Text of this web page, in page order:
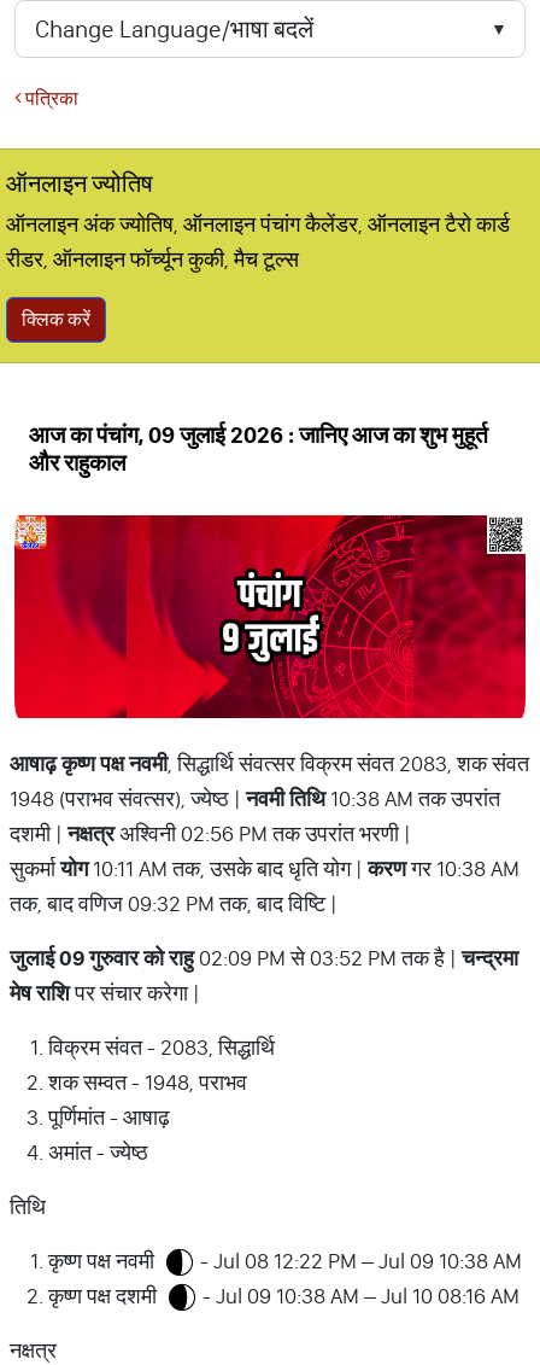
पत्रिका
ऑनलाइन ज्योतिष
ऑनलाइन अंक ज्योतिष, ऑनलाइन पंचांग कैलेंडर, ऑनलाइन टैरो कार्ड
रीडर, ऑनलाइन फॉर्च्यून कुकी, मैच टूल्स
क्लिक करें
आज का पंचांग, 09 जुलाई 2026 : जानिए आज का शुभ मुहूर्त
और राहुकाल
आषाढ़ कृष्ण पक्ष नवमी, सिद्धार्थि संवत्सर विक्रम संवत 2083, शक संवत
1948 (पराभव संवत्सर), ज्येष्ठ |नवमी तिथि10:38 AM तक उपरांत
दशमी |नक्षत्रअश्विनी 02:56 PM तक उपरांत भरणी |
सुकर्मायोग10:11 AM तक, उसके बाद धृति योग |करणगर 10:38 AM
तक, बाद वणिज 09:32 PM तक, बाद विष्टि |
जुलाई 09 गुरुवार को राहु02:09 PM से 03:52 PM तक है |चन्द्रमा
मेष राशिपर संचार करेगा |
विक्रम संवत - 2083, सिद्धार्थि
शक सम्वत - 1948, पराभव
पूर्णिमांत - आषाढ़
अमांत - ज्येष्ठ
तिथि
कृष्ण पक्ष नवमी
- Jul 08 12:22 PM – Jul 09 10:38 AM
कृष्ण पक्ष दशमी
- Jul 09 10:38 AM – Jul 10 08:16 AM
नक्षत्र